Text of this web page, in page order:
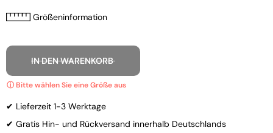
Größeninformation
IN DEN WARENKORB
✔ Lieferzeit 1-3 Werktage
✔ Gratis Hin- und Rückversand innerhalb Deutschlands